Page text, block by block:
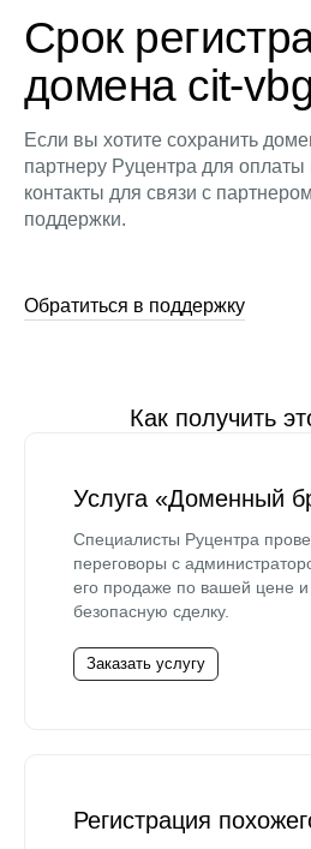
Срок
домена cit-
Если вы хотите сохранить
партнеру Руцентра для оплаты
контакты для связи с
поддержки.
Обратиться в поддержку
Как получить
Услуга «Доменный
Специалисты Руцентра
переговоры с
его продаже по вашей цене и
безопасную сделку.
Заказать услугу
Регистрация